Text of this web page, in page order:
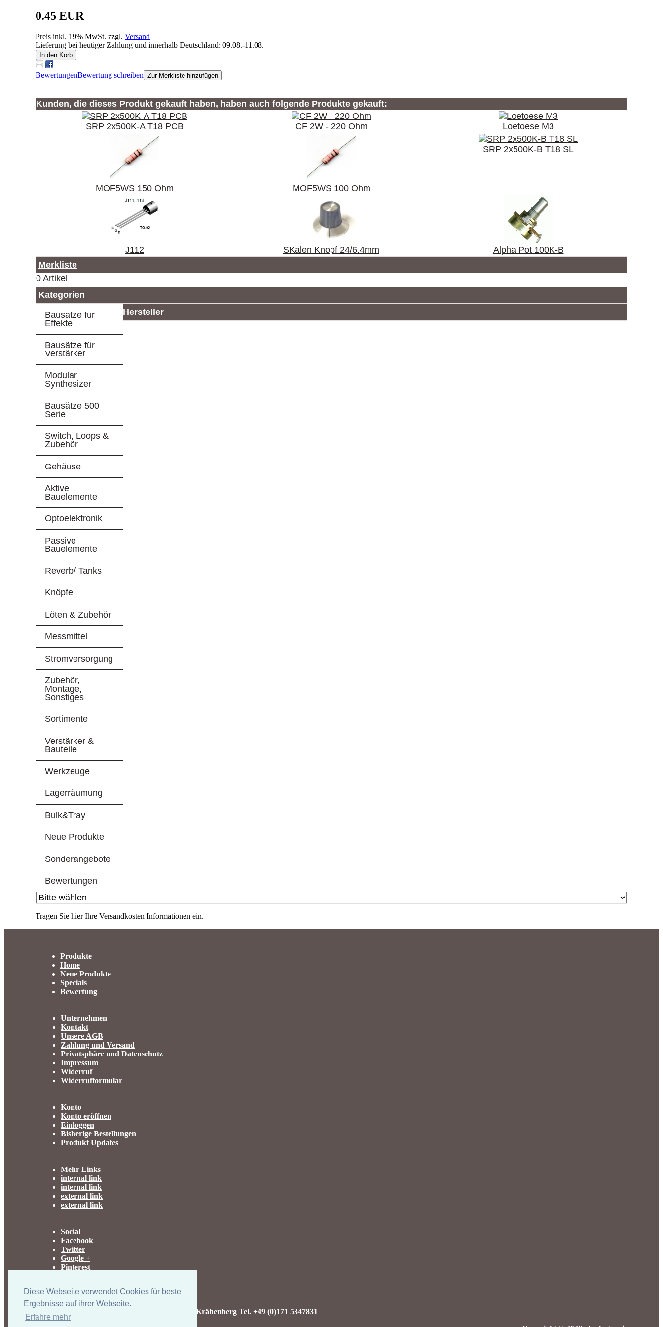
Diese Webseite verwendet Cookies für beste
Ergebnisse auf ihrer Webseite.
Erfahre mehr
0.45 EUR
Preis inkl. 19% MwSt. zzgl. Versand
Lieferung bei heutiger Zahlung und innerhalb Deutschland: 09.08.-11.08.
In den Korb
BewertungenBewertung schreiben Zur Merkliste hinzufügen
Kunden, die dieses Produkt gekauft haben, haben auch folgende Produkte gekauft:
SRP 2x500K-A T18 PCB CF 2W - 220 Ohm Loetoese M3
MOF5WS 150 Ohm MOF5WS 100 Ohm
SRP 2x500K-B T18 SL
J112 SKalen Knopf 24/6.4mm
Alpha Pot 100K-B
Merkliste
0 Artikel
Kategorien
Bausätze für
Effekte
Bausätze für
Verstärker
Modular
Synthesizer
Bausätze 500
Serie
Switch, Loops &
Zubehör
Gehäuse
Aktive
Bauelemente
Optoelektronik
Passive
Bauelemente
Reverb/ Tanks
Knöpfe
Löten & Zubehör
Messmittel
Stromversorgung
Zubehör,
Montage,
Sonstiges
Sortimente
Verstärker &
Bauteile
Werkzeuge
Lagerräumung
Bulk&Tray
Neue Produkte
Sonderangebote
Bewertungen
Hersteller
Tragen Sie hier Ihre Versandkosten Informationen ein.
Produkte
Home
Neue Produkte
Specials
Bewertung
Unternehmen
Kontakt
Unsere AGB
Zahlung und Versand
Privatsphäre und Datenschutz
Impressum
Widerruf
Widerrufformular
Konto
Konto eröffnen
Einloggen
Bisherige Bestellungen
Produkt Updates
Mehr Links
internal link
internal link
external link
external link
Social
Facebook
Twitter
Google +
Pinterest
UK-electronic Jonas Lauer Ringstrasse 8 66894 Krähenberg Tel. +49 (0)171 5347831